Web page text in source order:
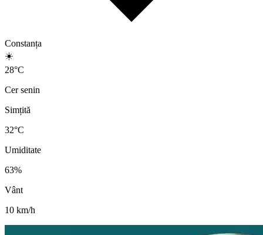
Constanța
☀️
28°C
Cer senin
Simțită
32°C
Umiditate
63%
Vânt
10 km/h